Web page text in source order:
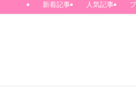
新着記事 人気記事